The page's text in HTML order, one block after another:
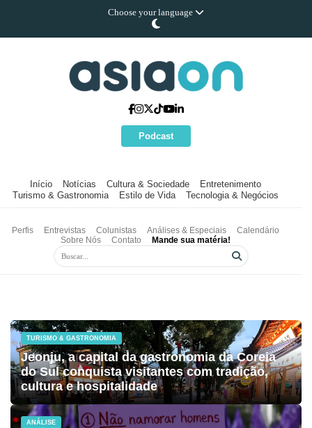
Choose your language
Podcast
Início Notícias Cultura & Sociedade
Entretenimento
Turismo & Gastronomia
Estilo de Vida Tecnologia & Negócios
Perfis Entrevistas Colunistas Análises & Especiais
Calendário
Sobre Nós
Contato Mande sua matéria!
TURISMO & GASTRONOMIA
Jeonju, a capital da gastronomia da Coreia
do Sul conquista visitantes com tradição,
cultura e hospitalidade
ANÁLISE